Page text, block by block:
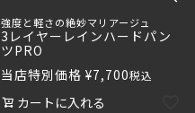
強度と軽さの絶妙マリアージュ
3レイヤーレインハードパン
ツPRO
当店特別価格 ¥7,700税込
カートに入れる